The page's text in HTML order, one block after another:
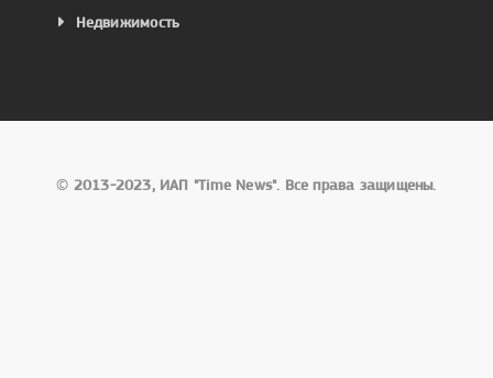
Недвижимость
© 2013-2023, ИАП "Time News". Все права защищены.